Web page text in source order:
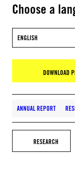
Choose a
ENGLISH
DOWNLOAD
ANNUAL REPORT
RESEARCH